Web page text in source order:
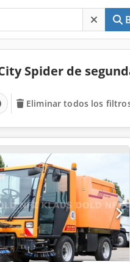
Spider de
Eliminar todos los